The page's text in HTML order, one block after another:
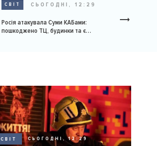
СВІТ СЬОГОДНІ, 12:29
Росія атакувала Суми КАБами:
пошкоджено ТЦ, будинки та є
СВІТ СЬОГОДНІ, 12:29